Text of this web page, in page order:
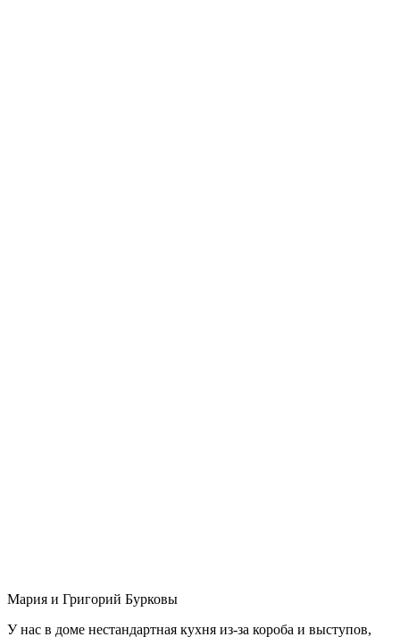
Мария и Григорий Бурковы
У нас в доме нестандартная кухня из-за короба и выступов,